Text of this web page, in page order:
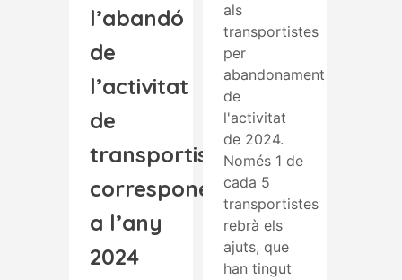
l’abandó
de
l’activitat
de
transportista
corresponents
a l’any
2024
als
transportistes
per
abandonament
de
l'activitat
de 2024.
Només 1 de
cada 5
transportistes
rebrà els
ajuts, que
han tingut